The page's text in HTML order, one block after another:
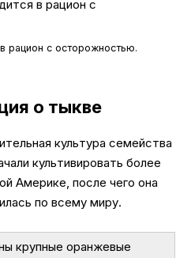
рацион с осторожностью.
о тыкве
культура семейства
культивировать более
Америке, после чего она
по всему миру.
крупные оранжевые